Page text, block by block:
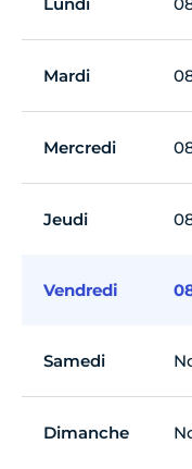
Lundi
Mardi
Mercredi
Jeudi
Vendredi
Samedi
Dimanche